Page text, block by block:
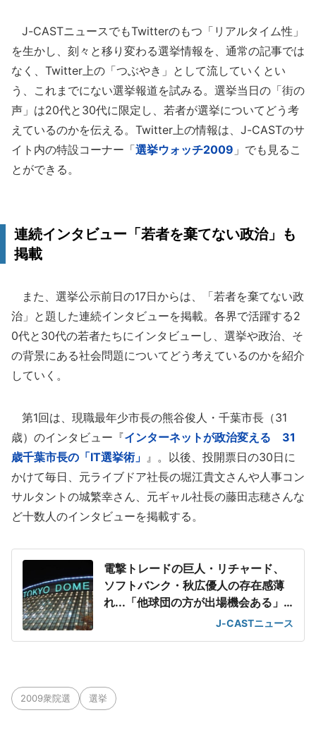
J-CASTニュースでもTwitterのもつ「リアルタイム性」
を生かし、刻々と移り変わる選挙情報を、通常の記事では
なく、Twitter上の「つぶやき」として流していくとい
う、これまでにない選挙報道を試みる。選挙当日の「街の
声」は20代と30代に限定し、若者が選挙についてどう考
えているのかを伝える。Twitter上の情報は、J-CASTのサ
イト内の特設コーナー「選挙ウォッチ2009 」でも見るこ
とができる。
連続インタビュー「若者を棄てない政治」も
掲載
また、選挙公示前日の17日からは、「若者を棄てない政
治」と題した連続インタビューを掲載。各界で活躍する2
0代と30代の若者たちにインタビューし、選挙や政治、そ
の背景にある社会問題についてどう考えているのかを紹介
していく。
第1回は、現職最年少市長の熊谷俊人・千葉市長（31
歳）のインタビュー『インターネットが政治変える 31
歳千葉市長の「IT選挙術」 』。以後、投開票日の30日に
かけて毎日、元ライブドア社長の堀江貴文さんや人事コン
サルタントの城繁幸さん、元ギャル社長の藤田志穂さんな
ど十数人のインタビューを掲載する。
電撃トレードの巨人・リチャード、
ソフトバンク・秋広優人の存在感薄
れ...「他球団の方が出場機会ある」
J-CASTニュース
2009衆院選 選挙